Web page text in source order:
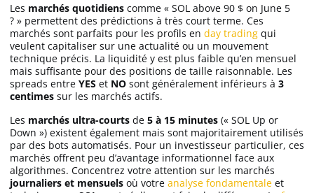
Les marchés quotidiens comme « SOL above 90 $ on June 5
? » permettent des prédictions à très court terme. Ces
marchés sont parfaits pour les profils en day trading qui
veulent capitaliser sur une actualité ou un mouvement
technique précis. La liquidité y est plus faible qu’en mensuel
mais suffisante pour des positions de taille raisonnable. Les
spreads entre YES et NO sont généralement inférieurs à 3
centimes sur les marchés actifs.
Les marchés ultra-courts de 5 à 15 minutes (« SOL Up or
Down ») existent également mais sont majoritairement utilisés
par des bots automatisés. Pour un investisseur particulier, ces
marchés offrent peu d’avantage informationnel face aux
algorithmes. Concentrez votre attention sur les marchés
journaliers et mensuels où votre analyse fondamentale et